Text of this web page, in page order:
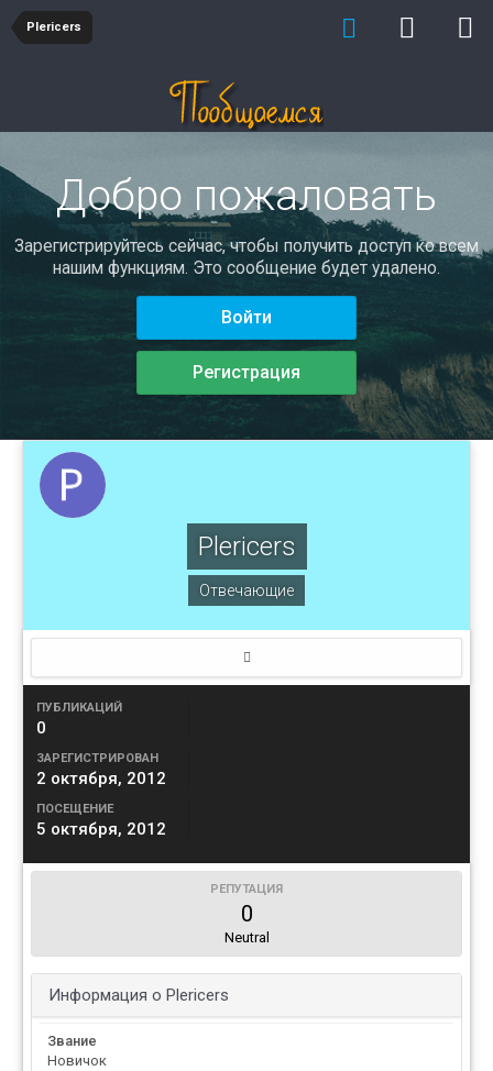
Plericers
Добро пожаловать
Зарегистрируйтесь сейчас, чтобы получить доступ ко всем
нашим функциям. Это сообщение будет удалено.
Войти
Регистрация
Plericers
Отвечающие
ПУБЛИКАЦИЙ
0
ЗАРЕГИСТРИРОВАН
2 октября, 2012
ПОСЕЩЕНИЕ
5 октября, 2012
РЕПУТАЦИЯ
0
Neutral
Информация о Plericers
Звание
Новичок